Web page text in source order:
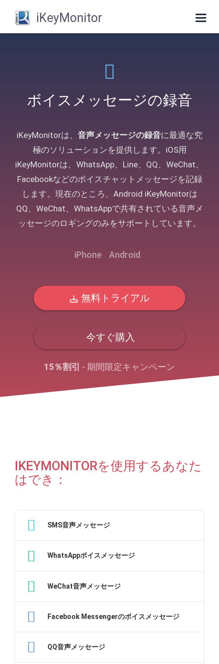
iKeyMonitor
ボイスメッセージの録音
iKeyMonitorは、 音声メッセージの録音に最適な究
極のソリューションを提供します。iOS用
iKeyMonitorは、WhatsApp、Line、QQ、WeChat、
Facebookなどのボイスチャットメッセージを記録
します。現在のところ、Android iKeyMonitorは
QQ、WeChat、WhatsAppで共有されている音声メ
ッセージのロギングのみをサポートしています。
iPhone Android
無料トライアル
今すぐ購入
15％割引 - 期間限定キャンペーン
IKEYMONITORを使用するあなた
はでき：
SMS音声メッセージ
WhatsAppボイスメッセージ
WeChat音声メッセージ
Facebook Messengerのボイスメッセージ
QQ音声メッセージ